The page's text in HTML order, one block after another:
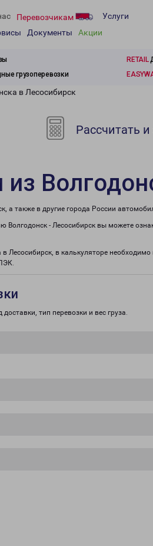
Перевозчикам
Услуги
Документы Акции
RETAIL
грузоперевозки
в Лесосибирск
Рассчитать
из
а также в другие города России
- Лесосибирск вы можете
Лесосибирск, в калькуляторе
тип перевозки и вес груза.